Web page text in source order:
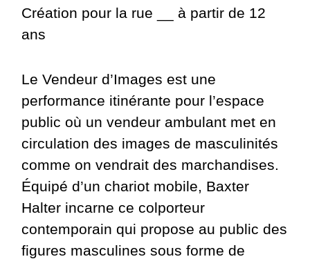
Création pour la rue __ à partir de 12
ans
Le Vendeur d’Images est une
performance itinérante pour l’espace
public où un vendeur ambulant met en
circulation des images de masculinités
comme on vendrait des marchandises.
Équipé d’un chariot mobile, Baxter
Halter incarne ce colporteur
contemporain qui propose au public des
figures masculines sous forme de